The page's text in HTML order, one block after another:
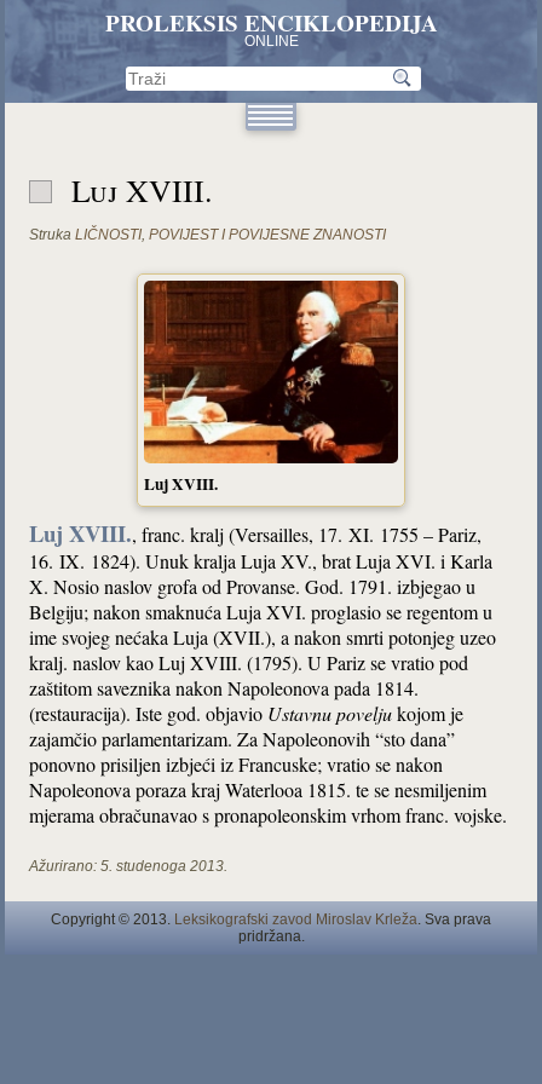
PROLEKSIS ENCIKLOPEDIJA
ONLINE
Luj XVIII.
Struka LIČNOSTI,POVIJEST I POVIJESNE ZNANOSTI
Luj XVIII.
Luj XVIII., franc. kralj (Versailles, 17. XI. 1755 – Pariz,
16. IX. 1824). Unuk kralja Luja XV., brat Luja XVI. i Karla
X. Nosio naslov grofa od Provanse. God. 1791. izbjegao u
Belgiju; nakon smaknuća Luja XVI. proglasio se regentom u
ime svojeg nećaka Luja (XVII.), a nakon smrti potonjeg uzeo
kralj. naslov kao Luj XVIII. (1795). U Pariz se vratio pod
zaštitom saveznika nakon Napoleonova pada 1814.
(restauracija). Iste god. objavio Ustavnu poveljukojom je
zajamčio parlamentarizam. Za Napoleonovih “sto dana”
ponovno prisiljen izbjeći iz Francuske; vratio se nakon
Napoleonova poraza kraj Waterlooa 1815. te se nesmiljenim
mjerama obračunavao s pronapoleonskim vrhom franc. vojske.
Ažurirano: 5. studenoga 2013.
Copyright © 2013. Leksikografski zavod Miroslav Krleža . Sva prava
pridržana.